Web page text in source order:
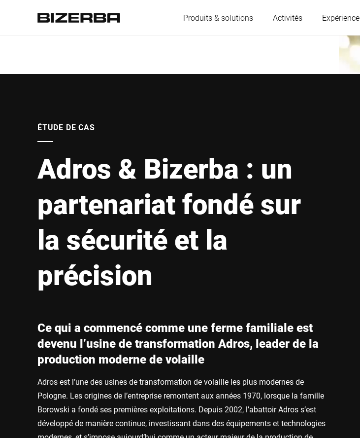
Produits & solutions Activités Expérience
Pologne
Serbie
Amérique
Asie
Afrique
ÉTUDE DE CAS
Adros & Bizerba : un
partenariat fondé sur
la sécurité et la
précision
Ce qui a commencé comme une ferme familiale est
devenu l’usine de transformation Adros, leader de la
production moderne de volaille
Adros est l’une des usines de transformation de volaille les plus modernes de
Pologne. Les origines de l’entreprise remontent aux années 1970, lorsque la famille
Borowski a fondé ses premières exploitations. Depuis 2002, l’abattoir Adros s’est
développé de manière continue, investissant dans des équipements et technologies